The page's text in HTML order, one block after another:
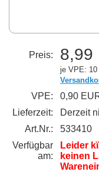
Preis: 8,99
je VPE: 10
VPE:
0,90
Lieferzeit:
Derzeit
Art.Nr.:
533410
Verfügbar
am:
Leider
keinen